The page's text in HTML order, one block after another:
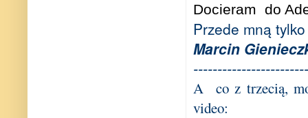
Docieram do
Przede mną
Marcin
A co z trzecią,
video: